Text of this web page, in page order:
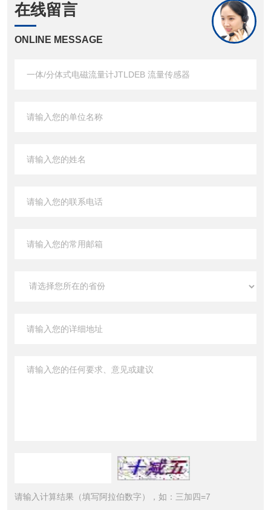
在线留言
ONLINE MESSAGE
请输入计算结果（填写阿拉伯数字），如：三加四=7